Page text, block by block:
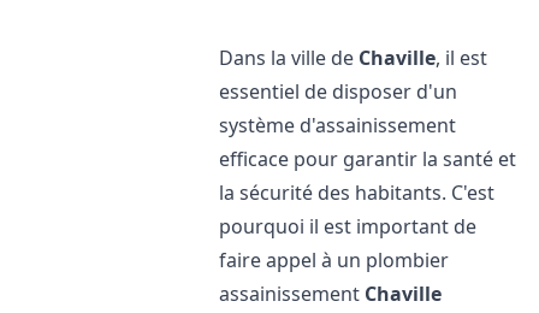
Dans la ville de Chaville, il est
essentiel de disposer d'un
système d'assainissement
efficace pour garantir la santé et
la sécurité des habitants. C'est
pourquoi il est important de
faire appel à un plombier
assainissement Chaville